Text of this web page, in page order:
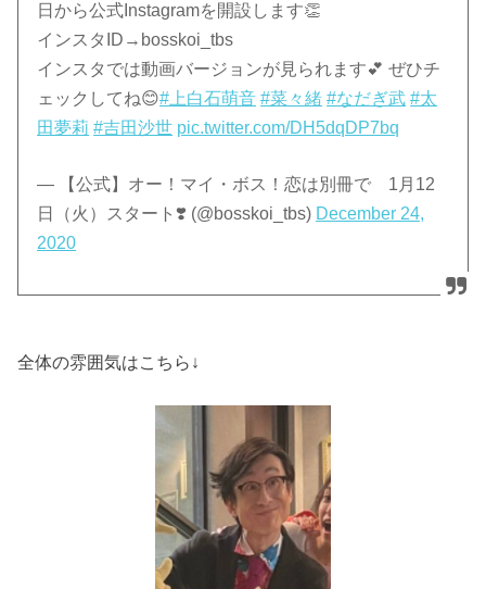
日から公式Instagramを開設します👏
インスタID→bosskoi_tbs
インスタでは動画バージョンが見られます💕 ぜひチ
ェックしてね😊#上白石萌音 #菜々緒 #なだぎ武 #太
田夢莉 #吉田沙世 pic.twitter.com/DH5dqDP7bq
— 【公式】オー！マイ・ボス！恋は別冊で 1月12
日（火）スタート❣️ (@bosskoi_tbs) December 24,
2020
全体の雰囲気はこちら↓